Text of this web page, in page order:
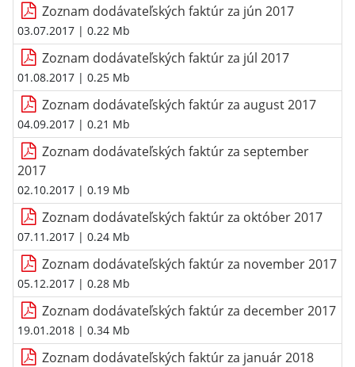
Zoznam dodávateľských faktúr za jún 2017
03.07.2017 | 0.22 Mb
Zoznam dodávateľských faktúr za júl 2017
01.08.2017 | 0.25 Mb
Zoznam dodávateľských faktúr za august 2017
04.09.2017 | 0.21 Mb
Zoznam dodávateľských faktúr za september
2017
02.10.2017 | 0.19 Mb
Zoznam dodávateľských faktúr za október 2017
07.11.2017 | 0.24 Mb
Zoznam dodávateľských faktúr za november 2017
05.12.2017 | 0.28 Mb
Zoznam dodávateľských faktúr za december 2017
19.01.2018 | 0.34 Mb
Zoznam dodávateľských faktúr za január 2018